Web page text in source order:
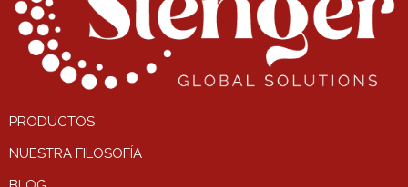
PRODUCTOS
NUESTRA FILOSOFÍA